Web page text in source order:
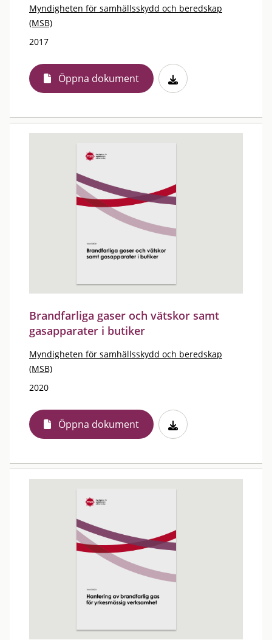
Myndigheten för samhällsskydd och beredskap
(MSB)
2017
Öppna dokument
Brandfarliga gaser och vätskor samt
gasapparater i butiker
Myndigheten för samhällsskydd och beredskap
(MSB)
2020
Öppna dokument